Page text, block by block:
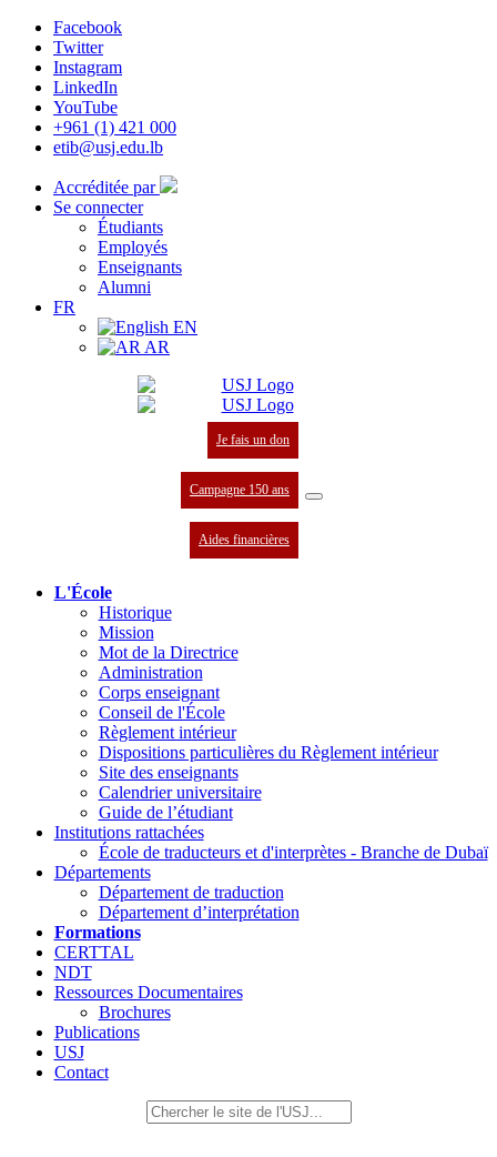
Facebook
Twitter
Instagram
LinkedIn
YouTube
+961 (1) 421 000
etib@usj.edu.lb
Accréditée par
Se connecter
Étudiants
Employés
Enseignants
Alumni
FR
EN
AR
Je fais un don
Campagne 150 ans
Aides financières
L'École
Historique
Mission
Mot de la Directrice
Administration
Corps enseignant
Conseil de l'École
Règlement intérieur
Dispositions particulières du Règlement intérieur
Site des enseignants
Calendrier universitaire
Guide de l’étudiant
Institutions rattachées
École de traducteurs et d'interprètes - Branche de Dubaï
Départements
Département de traduction
Département d’interprétation
Formations
CERTTAL
NDT
Ressources Documentaires
Brochures
Publications
USJ
Contact